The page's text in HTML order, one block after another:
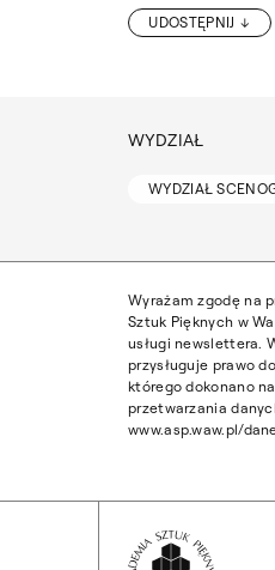
UDOSTĘPNIJ
WYDZIAŁ
WYDZIAŁ
Wyrażam zgodę na
Sztuk Pięknych w
usługi newslettera.
przysługuje prawo
którego dokonano
przetwarzania
www.asp.waw.pl/